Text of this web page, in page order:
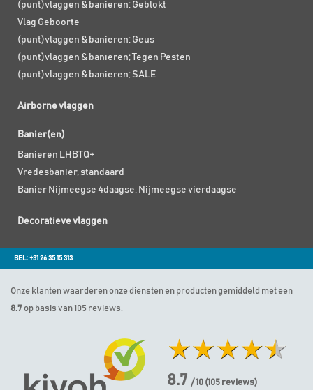
(punt)vlaggen & banieren; Geblokt
Vlag Geboorte
(punt)vlaggen & banieren; Geus
(punt)vlaggen & banieren; Tegen Pesten
(punt)vlaggen & banieren; SALE
Airborne vlaggen
Banier(en)
Banieren LHBTQ+
Vredesbanier, standaard
Banier Nijmeegse 4daagse, Nijmeegse vierdaagse
Decoratieve vlaggen
BEL: +31 26 35 15 313
Onze klanten waarderen onze diensten en producten gemiddeld met een
8.7 op basis van 105 reviews.
8.7 / 10 (105 reviews)